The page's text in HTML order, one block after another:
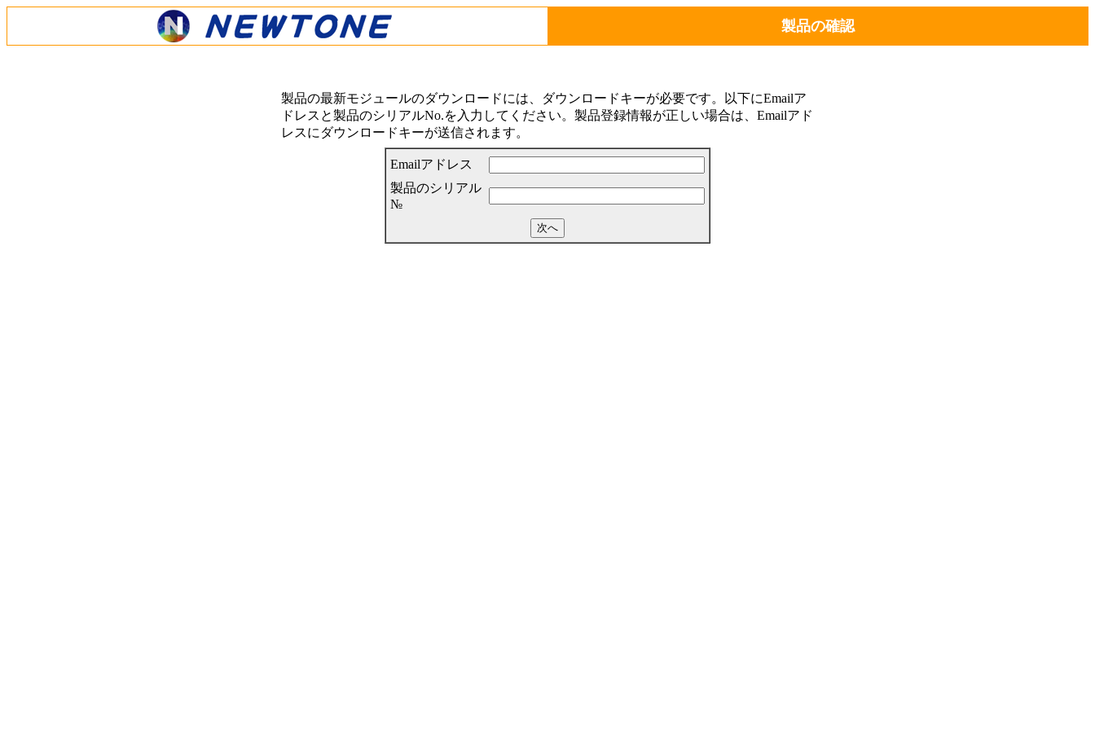
製品の確認
製品の最新モジュールのダウンロードには、ダウンロードキーが必要です。以下にEmailア
ドレスと製品のシリアルNo.を入力してください。製品登録情報が正しい場合は、Emailアド
レスにダウンロードキーが送信されます。
Emailアドレス
製品のシリアル
№